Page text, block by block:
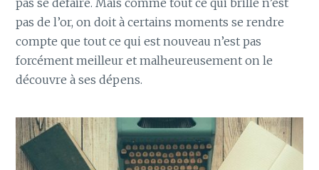
pas se défaire. Mais comme tout ce qui brille n’est
pas de l’or, on doit à certains moments se rendre
compte que tout ce qui est nouveau n’est pas
forcément meilleur et malheureusement on le
découvre à ses dépens.